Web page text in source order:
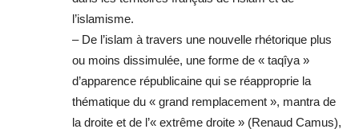
l’islamisme.
– De l’islam à travers une nouvelle rhétorique plus
ou moins dissimulée, une forme de « taqîya »
d’apparence républicaine qui se réapproprie la
thématique du « grand remplacement », mantra de
la droite et de l’« extrême droite » (Renaud Camus),